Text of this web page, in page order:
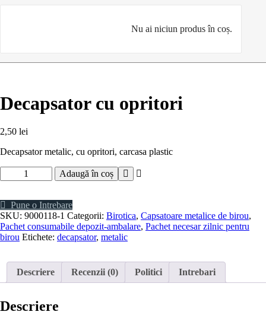
Nu ai niciun produs în coș.
Decapsator cu opritori
2,50 lei
Decapsator metalic, cu opritori, carcasa plastic
Cantitate
Decapsator
opritori
Adaugă în coș
Pune o Intrebare
SKU: 9000118-1 Categorii: Birotica, Capsatoare metalice de birou,
Pachet consumabile depozit-ambalare, Pachet necesar zilnic pentru
birou Etichete: decapsator, metalic
Descriere Recenzii (0) Politici Intrebari
Descriere